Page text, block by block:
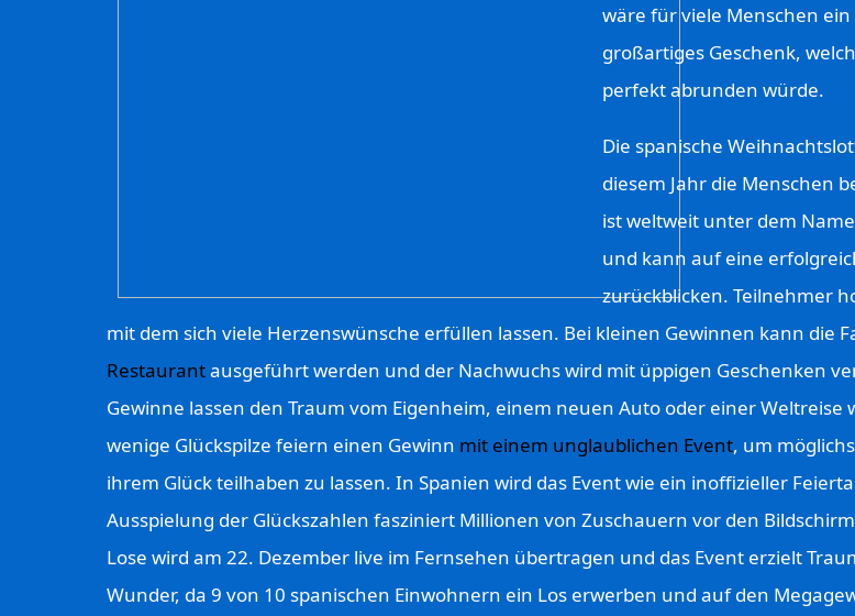
wäre für viele Menschen
großartiges Geschenk,
perfekt abrunden würde.
Die spanische
diesem Jahr die Menschen
ist weltweit unter dem
und kann auf eine
zurückblicken. Teilnehmer
mit dem sich viele Herzenswünsche erfüllen lassen. Bei kleinen Gewinnen kann die
Restaurantausgeführt werden und der Nachwuchs wird mit üppigen Geschenken
Gewinne lassen den Traum vom Eigenheim, einem neuen Auto oder einer Weltreise
wenige Glückspilze feiern einen Gewinn mit einem unglaublichen Event, um
ihrem Glück teilhaben zu lassen. In Spanien wird das Event wie ein inoffizieller
Ausspielung der Glückszahlen fasziniert Millionen von Zuschauern vor den
Lose wird am 22. Dezember live im Fernsehen übertragen und das Event erzielt
Wunder, da 9 von 10 spanischen Einwohnern ein Los erwerben und auf den